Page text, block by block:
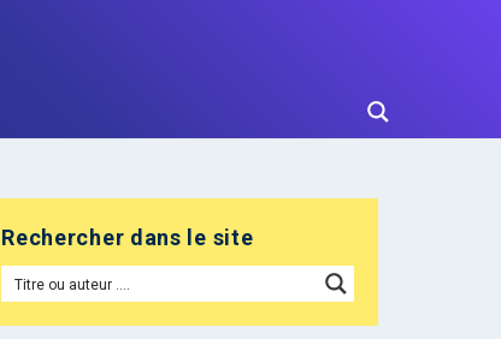
Rechercher dans le site